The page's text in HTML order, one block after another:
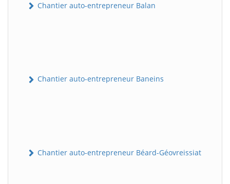
Chantier auto-entrepreneur Balan
Chantier auto-entrepreneur Baneins
Chantier auto-entrepreneur Béard-Géovreissiat